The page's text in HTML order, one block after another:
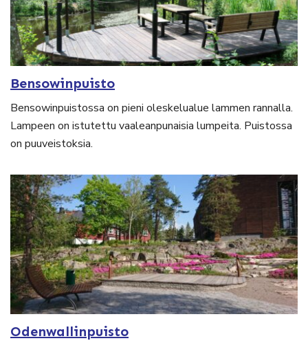
Bensowinpuisto
Bensowinpuistossa on pieni oleskelualue lammen rannalla.
Lampeen on istutettu vaaleanpunaisia lumpeita. Puistossa
on puuveistoksia.
Odenwallinpuisto